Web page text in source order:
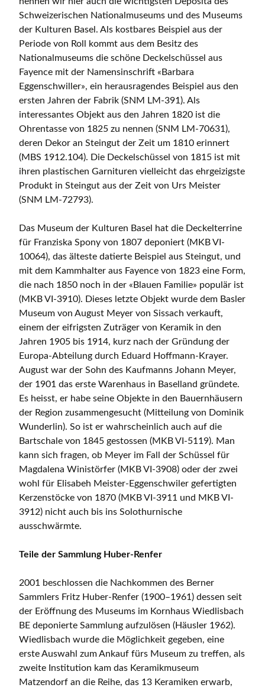
Schweizerischen Nationalmuseums und des Museums
der Kulturen Basel. Als kostbares Beispiel aus der
Periode von Roll kommt aus dem Besitz des
Nationalmuseums die schöne Deckelschüssel aus
Fayence mit der Namensinschrift «Barbara
Eggenschwiller», ein herausragendes Beispiel aus den
ersten Jahren der Fabrik (SNM LM-391). Als
interessantes Objekt aus den Jahren 1820 ist die
Ohrentasse von 1825 zu nennen (SNM LM-70631),
deren Dekor an Steingut der Zeit um 1810 erinnert
(MBS 1912.104). Die Deckelschüssel von 1815 ist mit
ihren plastischen Garnituren vielleicht das ehrgeizigste
Produkt in Steingut aus der Zeit von Urs Meister
(SNM LM-72793).
Das Museum der Kulturen Basel hat die Deckelterrine
für Franziska Spony von 1807 deponiert (MKB VI-
10064), das älteste datierte Beispiel aus Steingut, und
mit dem Kammhalter aus Fayence von 1823 eine Form,
die nach 1850 noch in der «Blauen Familie» populär ist
(MKB VI-3910). Dieses letzte Objekt wurde dem Basler
Museum von August Meyer von Sissach verkauft,
einem der eifrigsten Zuträger von Keramik in den
Jahren 1905 bis 1914, kurz nach der Gründung der
Europa-Abteilung durch Eduard Hoffmann-Krayer.
August war der Sohn des Kaufmanns Johann Meyer,
der 1901 das erste Warenhaus in Baselland gründete.
Es heisst, er habe seine Objekte in den Bauernhäusern
der Region zusammengesucht (Mitteilung von Dominik
Wunderlin). So ist er wahrscheinlich auch auf die
Bartschale von 1845 gestossen (MKB VI-5119). Man
kann sich fragen, ob Meyer im Fall der Schüssel für
Magdalena Winistörfer (MKB VI-3908) oder der zwei
wohl für Elisabeh Meister-Eggenschwiler gefertigten
Kerzenstöcke von 1870 (MKB VI-3911 und MKB VI-
3912) nicht auch bis ins Solothurnische
ausschwärmte.
Teile der Sammlung Huber-Renfer
2001 beschlossen die Nachkommen des Berner
Sammlers Fritz Huber-Renfer (1900–1961) dessen seit
der Eröffnung des Museums im Kornhaus Wiedlisbach
BE deponierte Sammlung aufzulösen (Häusler 1962).
Wiedlisbach wurde die Möglichkeit gegeben, eine
erste Auswahl zum Ankauf fürs Museum zu treffen, als
zweite Institution kam das Keramikmuseum
Matzendorf an die Reihe, das 13 Keramiken erwarb,